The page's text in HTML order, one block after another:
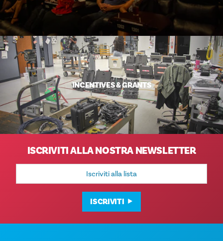
INCENTIVES & GRANTS
ISCRIVITI ALLA NOSTRA NEWSLETTER
Indirizzo
mail
ISCRIVITI